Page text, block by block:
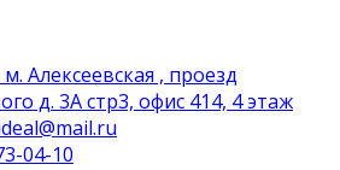
Алексеевская , проезд
д. 3А стр3, офис 414, 4 этаж
04-10